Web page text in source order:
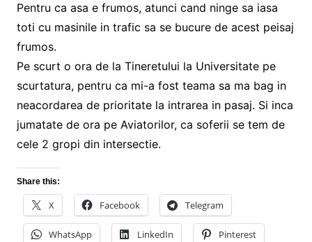
Pentru ca asa e frumos, atunci cand ninge sa iasa
toti cu masinile in trafic sa se bucure de acest peisaj
frumos.
Pe scurt o ora de la Tineretului la Universitate pe
scurtatura, pentru ca mi-a fost teama sa ma bag in
neacordarea de prioritate la intrarea in pasaj. Si inca
jumatate de ora pe Aviatorilor, ca soferii se tem de
cele 2 gropi din intersectie.
Share this:
X Facebook Telegram
WhatsApp LinkedIn Pinterest